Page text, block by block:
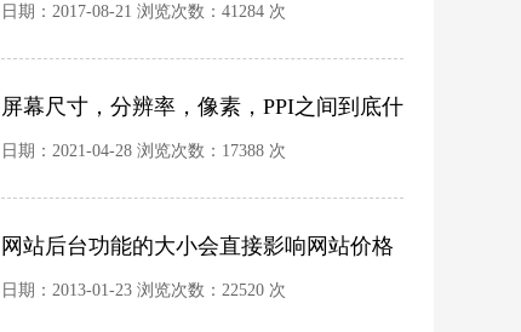
日期：2017-08-21 浏览次数：41284 次
屏幕尺寸，分辨率，像素，PPI之间到底什
么关系？
日期：2021-04-28 浏览次数：17388 次
网站后台功能的大小会直接影响网站价格
的高低
日期：2013-01-23 浏览次数：22520 次